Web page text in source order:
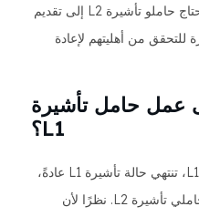
الدخول إلى الولايات المتحدة، قد يحتاج حاملو تأشيرة L2 إلى تقديم
من أهليتهم لإعادة
عمل حامل تأشيرة
L1؟
في حالة انتهاء عمل حامل تأشيرة L1، تنتهي حالة تأشيرة L1 عادةً،
مما يؤثر بشكل مباشر على حالة حاملي تأشيرة L2. نظرًا لأن